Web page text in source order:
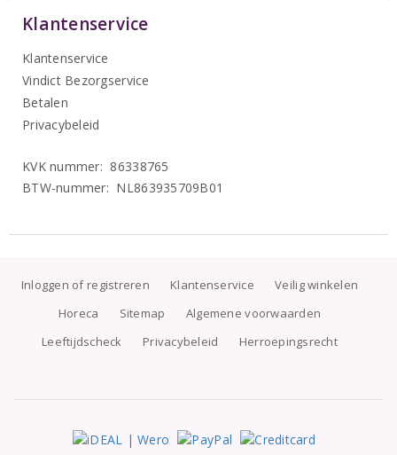
Klantenservice
Klantenservice
Vindict Bezorgservice
Betalen
Privacybeleid
KVK nummer: 86338765
BTW-nummer: NL863935709B01
Inloggen of registreren Klantenservice
Veilig winkelen
Horeca
Sitemap
Algemene voorwaarden
Leeftijdscheck
Privacybeleid Herroepingsrecht